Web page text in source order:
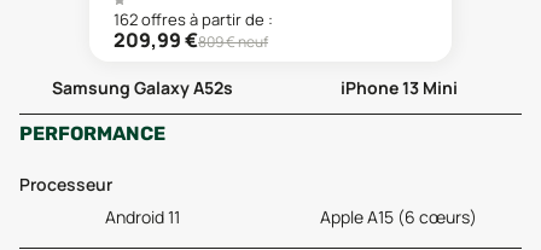
162offresà partir de :
209,99€809€ neuf
Samsung Galaxy A52s
iPhone 13 Mini
PERFORMANCE
Processeur
Android 11
Apple A15 (6 cœurs)